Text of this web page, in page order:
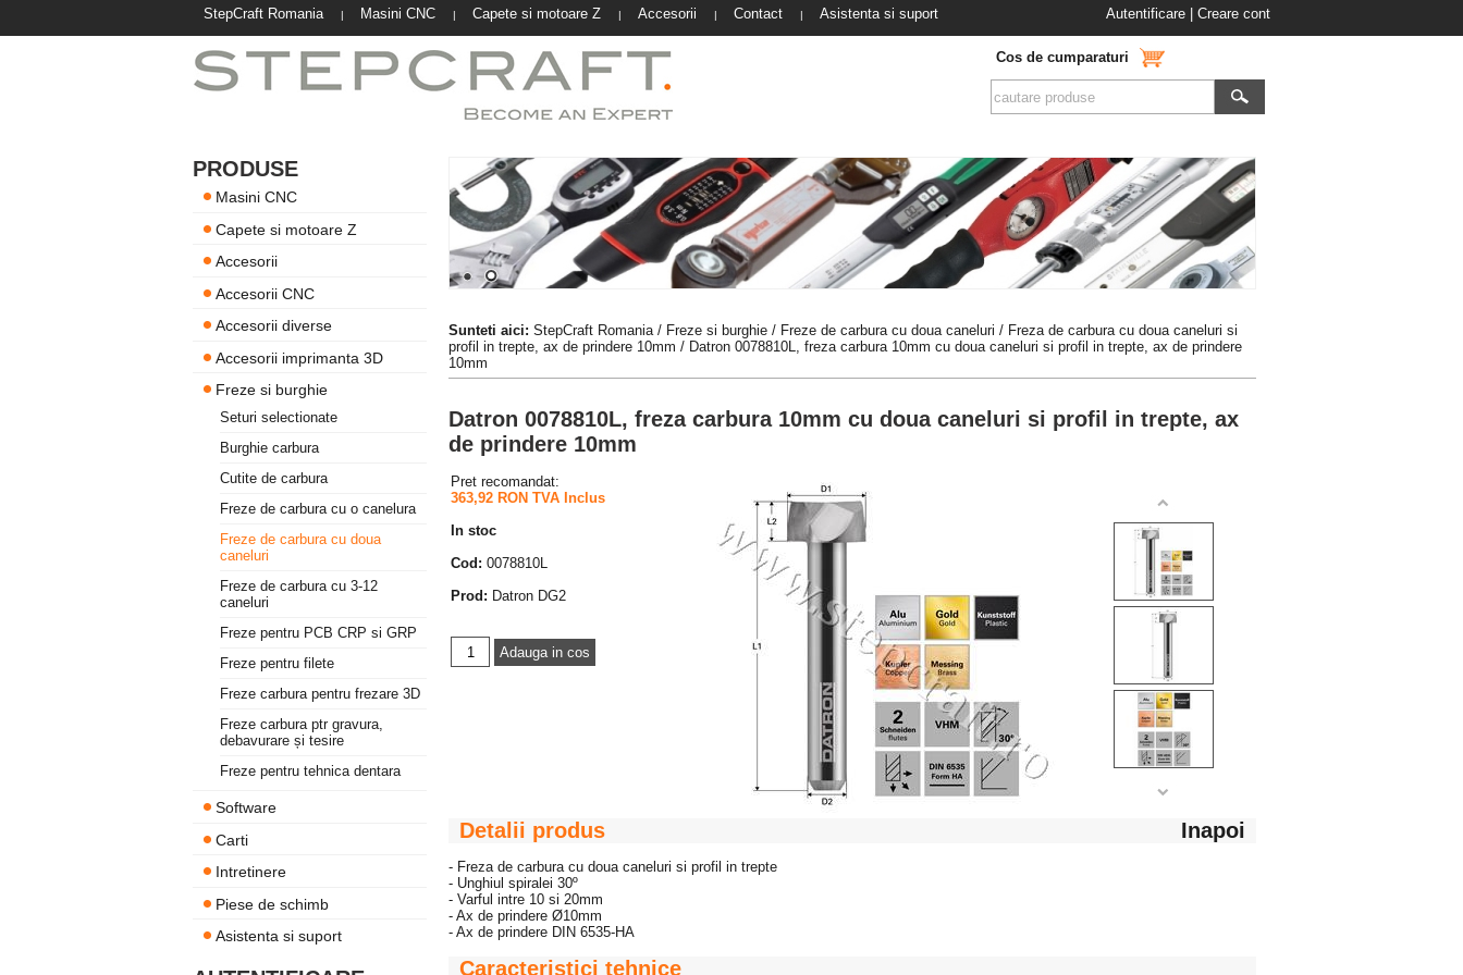
StepCraft Romania | Masini CNC | Capete si motoare Z | Accesorii | Contact | Asistenta si suport Autentificare Creare cont
Cos de cumparaturi
PRODUSE
Masini CNC
Capete si motoare Z
Accesorii
Accesorii CNC
Accesorii diverse
Accesorii imprimanta 3D
Freze si burghie
Seturi selectionate
Burghie carbura
Cutite de carbura
Freze de carbura cu o canelura
Freze de carbura cu doua
caneluri
Freze de carbura cu 3-12
caneluri
Freze pentru PCB CRP si GRP
Freze pentru filete
Freze carbura pentru frezare 3D
Freze carbura ptr gravura,
debavurare și tesire
Freze pentru tehnica dentara
Software
Carti
Intretinere
Piese de schimb
Asistenta si suport
Sunteti aici: StepCraft Romania/ Freze si burghie / Freze de carbura cu doua caneluri / Freza de carbura cu doua caneluri si
profil in trepte, ax de prindere 10mm / Datron 0078810L, freza carbura 10mm cu doua caneluri si profil in trepte, ax de prindere
10mm
Datron 0078810L, freza carbura 10mm cu doua caneluri si profil in trepte, ax
de prindere 10mm
Pret recomandat:
363,92 RON TVA Inclus
In stoc
Cod: 0078810L
Prod: Datron DG2
Detalii produs Inapoi
- Freza de carbura cu doua caneluri si profil in trepte
- Unghiul spiralei 30º
- Varful intre 10 si 20mm
- Ax de prindere Ø10mm
- Ax de prindere DIN 6535-HA
Caracteristici tehnice